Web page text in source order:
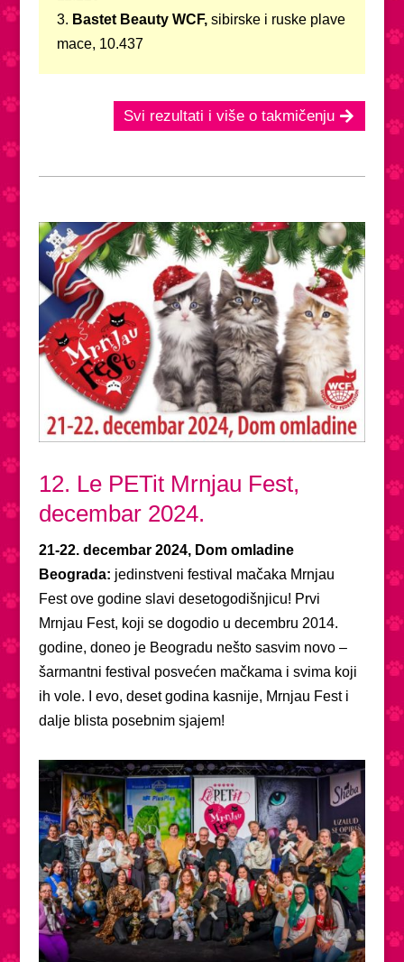
3. Bastet Beauty WCF,sibirske i ruske plave
mace, 10.437
Svi rezultati i više o takmičenju
12. Le PETit Mrnjau Fest,
decembar 2024.
21-22. decembar 2024, Dom omladine
Beograda: jedinstveni festival mačaka Mrnjau
Fest ove godine slavi desetogodišnjicu! Prvi
Mrnjau Fest, koji se dogodio u decembru 2014.
godine, doneo je Beogradu nešto sasvim novo –
šarmantni festival posvećen mačkama i svima koji
ih vole. I evo, deset godina kasnije, Mrnjau Fest i
dalje blista posebnim sjajem!